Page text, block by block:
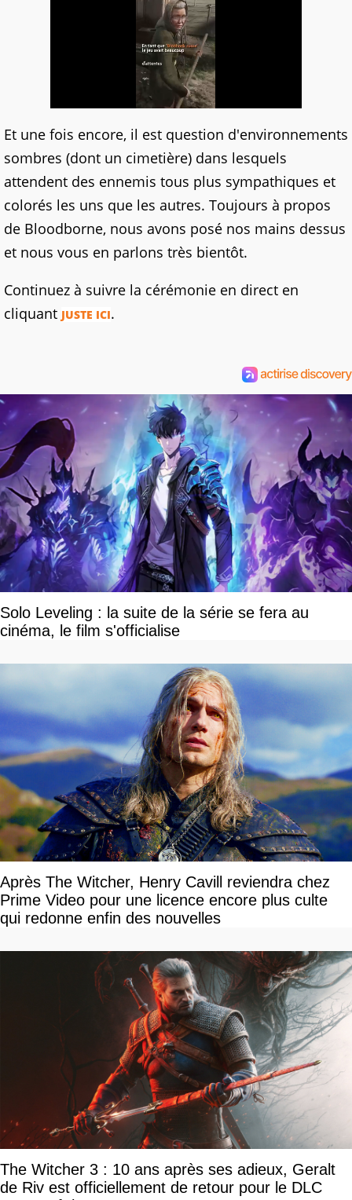
Et une fois encore, il est question d'environnements
sombres (dont un cimetière) dans lesquels
attendent des ennemis tous plus sympathiques et
colorés les uns que les autres. Toujours à propos
de Bloodborne, nous avons posé nos mains dessus
et nous vous en parlons très bientôt.
Continuez à suivre la cérémonie en direct en
cliquant JUSTE ICI.
Solo Leveling : la suite de la série se fera au
cinéma, le film s'officialise
Après The Witcher, Henry Cavill reviendra chez
Prime Video pour une licence encore plus culte
qui redonne enfin des nouvelles
The Witcher 3 : 10 ans après ses adieux, Geralt
de Riv est officiellement de retour pour le DLC